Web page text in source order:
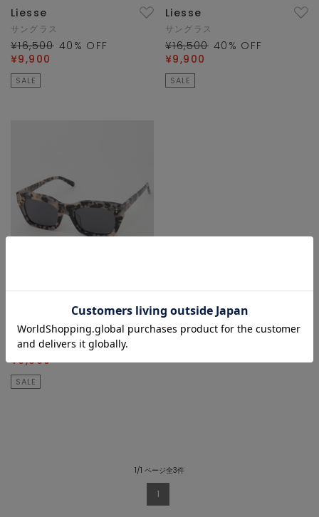
Liesse
サングラス
¥16,500 40 % OFF
¥9,900
SALE
Liesse
サングラス
¥16,500 40 % OFF
¥9,900
SALE
サングラス
¥16,500 40% OFF
¥9,900
SALE
1/1 ページ全3件
1